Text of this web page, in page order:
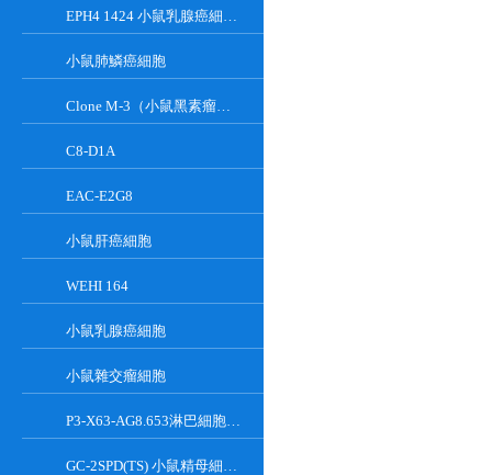
EPH4 1424 小鼠乳腺癌細胞系
小鼠肺鱗癌細胞
Clone M-3（小鼠黑素瘤細胞）
C8-D1A
EAC-E2G8
小鼠肝癌細胞
WEHI 164
小鼠乳腺癌細胞
小鼠雜交瘤細胞
P3-X63-AG8.653淋巴細胞小鼠骨髓瘤細胞
GC-2SPD(TS) 小鼠精母細胞系